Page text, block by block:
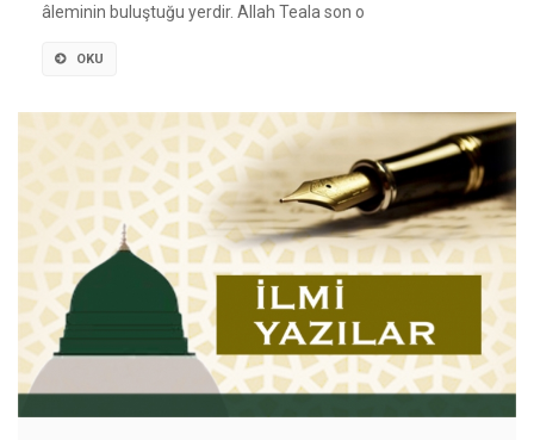
âleminin buluştuğu yerdir. Allah Teala son o
OKU